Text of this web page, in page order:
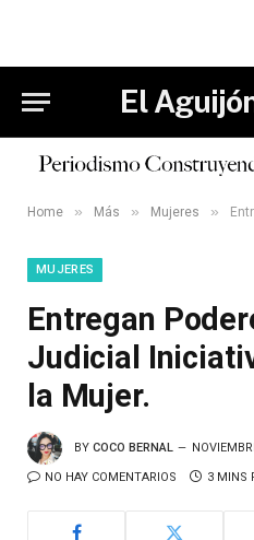
El
Home » Más » Mujeres »
MUJERES
Entregan
Judicial
la Mujer.
BY COCO BERNAL
NO HAY COMENTARIOS 3 MINS